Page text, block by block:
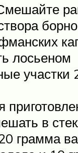
лосьеном
участки
в
грамма